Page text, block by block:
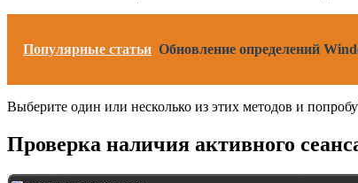
Популярные статьи Обновление определений
Выберите один или несколько из этих методов и
Проверка наличия активного